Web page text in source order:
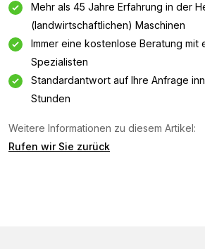
Mehr als 45 Jahre Erfahrung in der
(landwirtschaftlichen) Maschinen
Immer eine kostenlose Beratung mit
Spezialisten
Standardantwort auf Ihre Anfrage
Stunden
Weitere Informationen zu diesem Artikel:
Rufen wir Sie zurück
Informationsanfrage